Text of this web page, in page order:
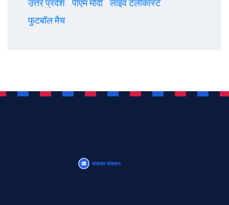
उत्तर प्रदेश
पीएम मोदी
लाइव टेलीकास्ट
फुटबॉल मैच